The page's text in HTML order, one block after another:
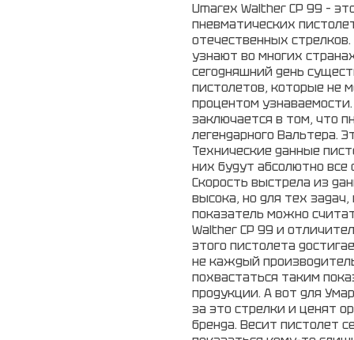
Umarex Walther CP 99 –
пневматических
отечественных
узнают во многих
сегодняшний день
пистолетов, которые не
процентом
заключается в том, что
легендарного Вальтера.
Технические данные
них будут абсолютно
Скорость выстрела из
высока, но для тех
показатель можно
Walther CP 99 и
этого пистолета
не каждый
похвастаться таким
продукции. А вот для
за это стрелки и ценят
бренда. Весит пистолет